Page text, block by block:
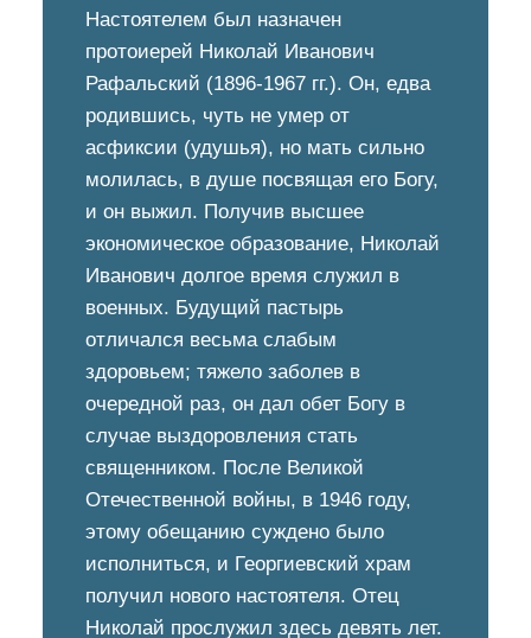
Настоятелем был назначен
протоиерей Николай Иванович
Рафальский (1896-1967 гг.). Он, едва
родившись, чуть не умер от
асфиксии (удушья), но мать сильно
молилась, в душе посвящая его Богу,
и он выжил. Получив высшее
экономическое образование, Николай
Иванович долгое время служил в
военных. Будущий пастырь
отличался весьма слабым
здоровьем; тяжело заболев в
очередной раз, он дал обет Богу в
случае выздоровления стать
священником. После Великой
Отечественной войны, в 1946 году,
этому обещанию суждено было
исполниться, и Георгиевский храм
получил нового настоятеля. Отец
Николай прослужил здесь девять лет.